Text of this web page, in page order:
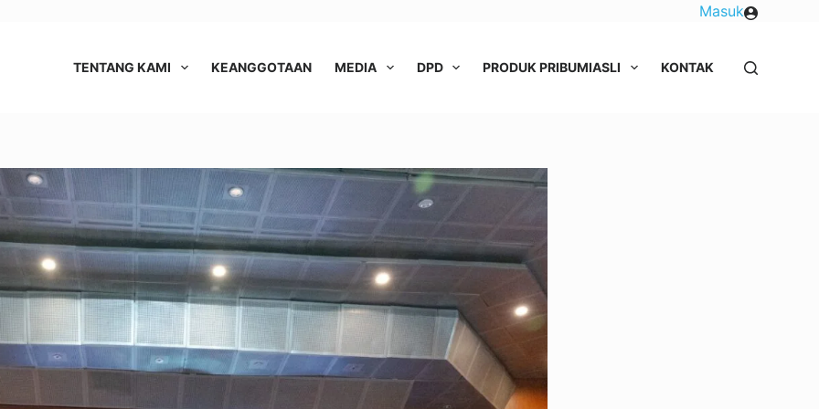
Masuk
TENTANG KAMI KEANGGOTAAN MEDIA DPD PRODUK PRIBUMIASLI KONTAK